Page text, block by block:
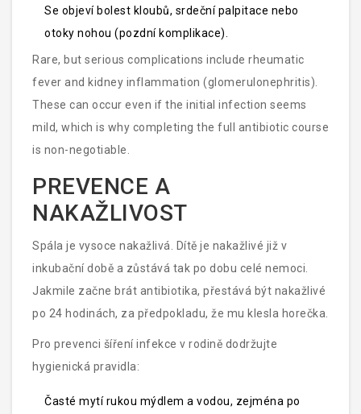
Se objeví bolest kloubů, srdeční palpitace nebo
otoky nohou (pozdní komplikace).
Rare, but serious complications include rheumatic
fever and kidney inflammation (glomerulonephritis).
These can occur even if the initial infection seems
mild, which is why completing the full antibiotic course
is non-negotiable.
PREVENCE A
NAKAŽLIVOST
Spála je vysoce nakažlivá. Dítě je nakažlivé již v
inkubační době a zůstává tak po dobu celé nemoci.
Jakmile začne brát antibiotika, přestává být nakažlivé
po 24 hodinách, za předpokladu, že mu klesla horečka.
Pro prevenci šíření infekce v rodině dodržujte
hygienická pravidla:
Časté mytí rukou mýdlem a vodou, zejména po